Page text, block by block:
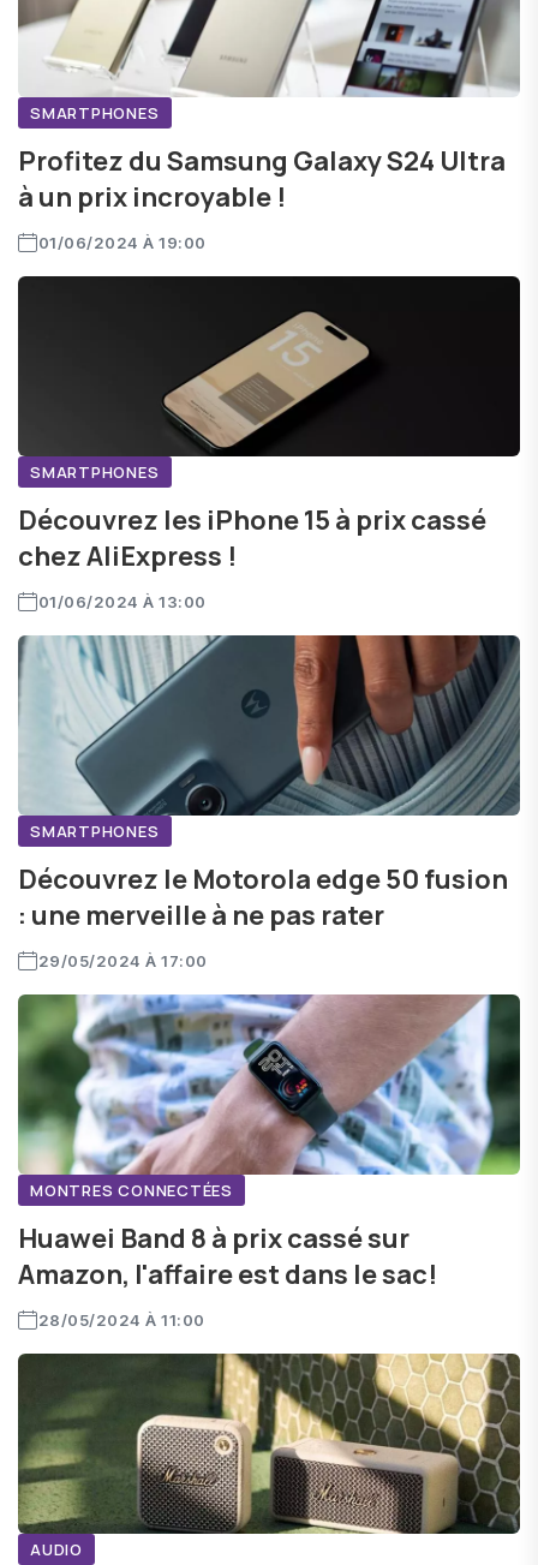
SMARTPHONES
Profitez du Samsung Galaxy S24 Ultra
à un prix incroyable !
01/06/2024 À 19:00
SMARTPHONES
Découvrez les iPhone 15 à prix cassé
chez AliExpress !
01/06/2024 À 13:00
SMARTPHONES
Découvrez le Motorola edge 50 fusion
: une merveille à ne pas rater
29/05/2024 À 17:00
MONTRES CONNECTÉES
Huawei Band 8 à prix cassé sur
Amazon, l'affaire est dans le sac!
28/05/2024 À 11:00
AUDIO